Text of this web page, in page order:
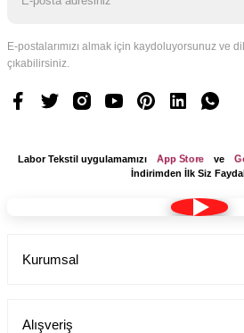
E-postalarımızı almak için kaydoluyorsunuz ve
çıkabilirsiniz.
Labor Tekstil uygulamamızı App Store ve
İndirimden İlk Siz
Kurumsal
Alışveriş